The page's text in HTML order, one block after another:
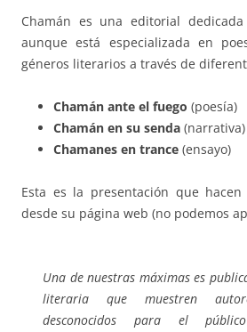
Chamán es una editorial
aunque está especializada en
géneros literarios a través de
Chamán ante el fuego (poesía)
Chamán en su senda (narrativa)
Chamanes en trance (ensayo)
Esta es la presentación que
desde su página web (no podemos
Una de nuestras máximas es
literaria que muestren
desconocidos para el